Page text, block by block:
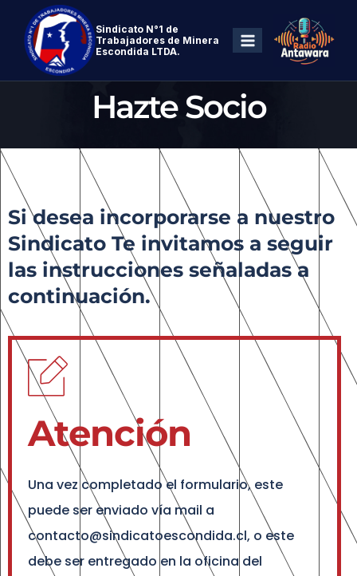
Sindicato N°1 de
Trabajadores de Minera
Escondida LTDA.
Hazte Socio
Si desea incorporarse a nuestro
Sindicato Te invitamos a seguir
las instrucciones señaladas a
continuación.
Atención
Una vez completado el formulario, este
puede ser enviado vía mail a
contacto@sindicatoescondida.cl, o este
debe ser entregado en la oficina del